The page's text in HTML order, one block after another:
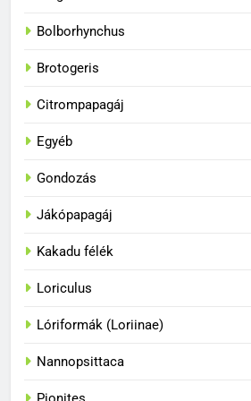
Bolborhynchus
Brotogeris
Citrompapagáj
Egyéb
Gondozás
Jákópapagáj
Kakadu félék
Loriculus
Lóriformák (Loriinae)
Nannopsittaca
33
fogságban